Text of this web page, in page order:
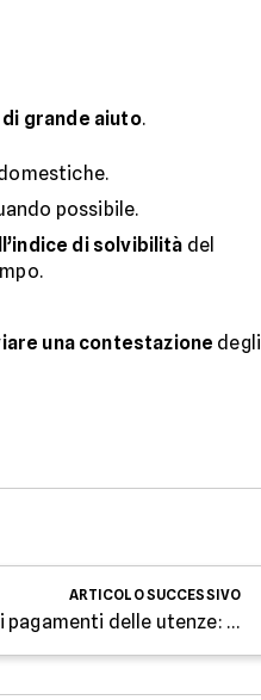
grande aiuto.
possibile.
di solvibilità del
una contestazione degli
ARTICOLOSUCCESSIVO
Carte di credito che premiano i pagamenti delle utenze: quali sono? - Parola all'Esperto di Facile.it